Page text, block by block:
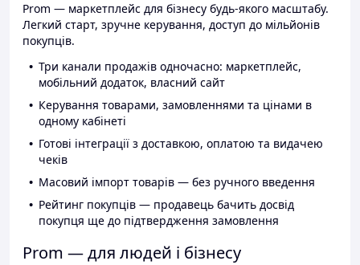
Prom — маркетплейс для бізнесу будь-якого масштабу.
Легкий старт, зручне керування, доступ до мільйонів
покупців.
Три канали продажів одночасно: маркетплейс,
мобільний додаток, власний сайт
Керування товарами, замовленнями та цінами в
одному кабінеті
Готові інтеграції з доставкою, оплатою та видачею
чеків
Масовий імпорт товарів — без ручного введення
Рейтинг покупців — продавець бачить досвід
покупця ще до підтвердження замовлення
Prom — для людей і бізнесу